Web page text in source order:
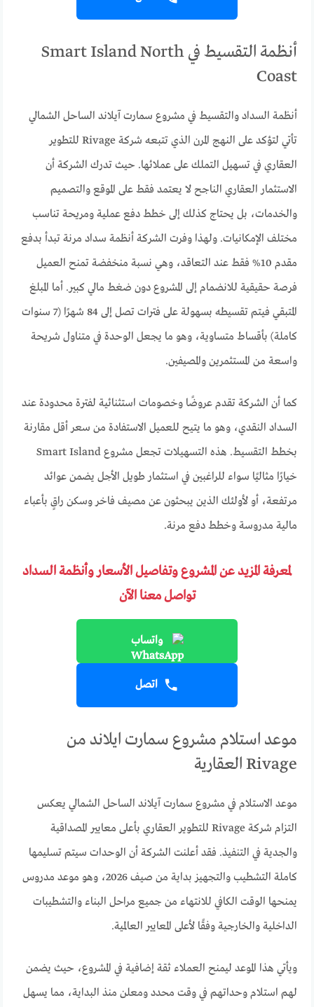
أنظمة التقسيط في Smart Island North
Coast
أنظمة السداد والتقسيط في مشروع سمارت آيلاند الساحل الشمالي
تأتي لتؤكد على النهج المرن الذي تتبعه شركة Rivage للتطوير
العقاري في تسهيل التملك على عملائها. حيث تدرك الشركة أن
الاستثمار العقاري الناجح لا يعتمد فقط على الموقع والتصميم
والخدمات، بل يحتاج كذلك إلى خطط دفع عملية ومريحة تناسب
مختلف الإمكانيات. ولهذا وفرت الشركة أنظمة سداد مرنة تبدأ بدفع
مقدم 10% فقط عند التعاقد، وهي نسبة منخفضة تمنح العميل
فرصة حقيقية للانضمام إلى المشروع دون ضغط مالي كبير. أما المبلغ
المتبقي فيتم تقسيطه بسهولة على فترات تصل إلى 84 شهرًا (7 سنوات
كاملة) بأقساط متساوية، وهو ما يجعل الوحدة في متناول شريحة
واسعة من المستثمرين والمصيفين.
كما أن الشركة تقدم عروضًا وخصومات استثنائية لفترة محدودة عند
السداد النقدي، وهو ما يتيح للعميل الاستفادة من سعر أقل مقارنة
بخطط التقسيط. هذه التسهيلات تجعل مشروع Smart Island
خيارًا مثاليًا سواء للراغبين في استثمار طويل الأجل يضمن عوائد
مرتفعة، أو لأولئك الذين يبحثون عن مصيف فاخر وسكن راقٍ بأعباء
مالية مدروسة وخطط دفع مرنة.
لمعرفة المزيد عن المشروع وتفاصيل الأسعار وأنظمة السداد
تواصل معنا الآن
واتساب
اتصل
موعد استلام مشروع سمارت ايلاند من
Rivage العقارية
موعد الاستلام في مشروع سمارت آيلاند الساحل الشمالي يعكس
التزام شركة Rivage للتطوير العقاري بأعلى معايير المصداقية
والجدية في التنفيذ. فقد أعلنت الشركة أن الوحدات سيتم تسليمها
كاملة التشطيب والتجهيز بداية من صيف 2026، وهو موعد مدروس
يمنحها الوقت الكافي للانتهاء من جميع مراحل البناء والتشطيبات
الداخلية والخارجية وفقًا لأعلى المعايير العالمية.
ويأتي هذا الموعد ليمنح العملاء ثقة إضافية في المشروع، حيث يضمن
لهم استلام وحداتهم في وقت محدد ومعلن منذ البداية، مما يسهل